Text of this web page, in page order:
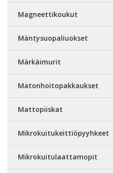
Magneettikoukut
Mäntysuopaliuokset
Märkäimurit
Matonhoitopakkaukset
Mattopiiskat
Mikrokuitukeittiöpyyhkeet
Mikrokuitulaattamopit